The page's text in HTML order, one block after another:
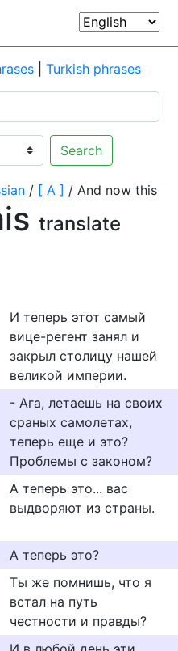
Turkish phrases
Search
/ [ A ] / And now this
translate
И теперь этот самый
вице-регент занял и
закрыл столицу нашей
великой империи.
- Ага, летаешь на своих
сраных самолетах,
теперь еще и это?
Проблемы с законом?
А теперь это... вас
выдворяют из страны.
А теперь это?
Ты же помнишь, что я
встал на путь
честности и правды?